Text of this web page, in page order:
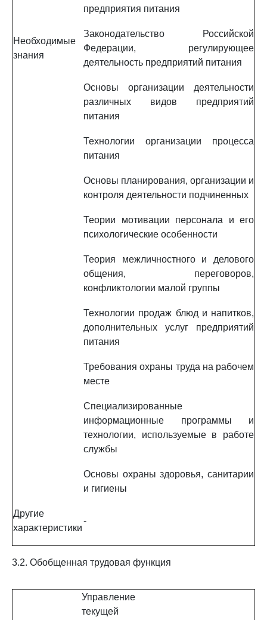
предприятия питания
Необходимые
знания
Законодательство Российской
Федерации, регулирующее
деятельность предприятий питания
Основы организации деятельности
различных видов предприятий
питания
Технологии организации процесса
питания
Основы планирования, организации и
контроля деятельности подчиненных
Теории мотивации персонала и его
психологические особенности
Теория межличностного и делового
общения, переговоров,
конфликтологии малой группы
Технологии продаж блюд и напитков,
дополнительных услуг предприятий
питания
Требования охраны труда на рабочем
месте
Специализированные
информационные программы и
технологии, используемые в работе
службы
Основы охраны здоровья, санитарии
и гигиены
Другие
характеристики
-
3.2. Обобщенная трудовая функция
Управление
текущей